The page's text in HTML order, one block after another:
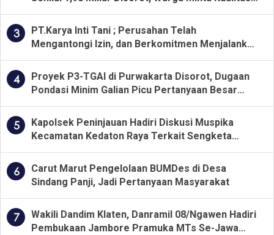
Pekerjaan Diawasi Ketat
3
PT.Karya Inti Tani ; Perusahan Telah
Mengantongi Izin, dan Berkomitmen Menjalankan
Aturan Yang Berlaku
4
Proyek P3-TGAI di Purwakarta Disorot, Dugaan
Pondasi Minim Galian Picu Pertanyaan Besar
soal Pengawasan
5
Kapolsek Peninjauan Hadiri Diskusi Muspika
Kecamatan Kedaton Raya Terkait Sengketa
Lahan Kelompok Tani Dengan PT. GNS
6
Carut Marut Pengelolaan BUMDes di Desa
Sindang Panji, Jadi Pertanyaan Masyarakat
7
Wakili Dandim Klaten, Danramil 08/Ngawen Hadiri
Pembukaan Jambore Pramuka MTs Se-Jawa